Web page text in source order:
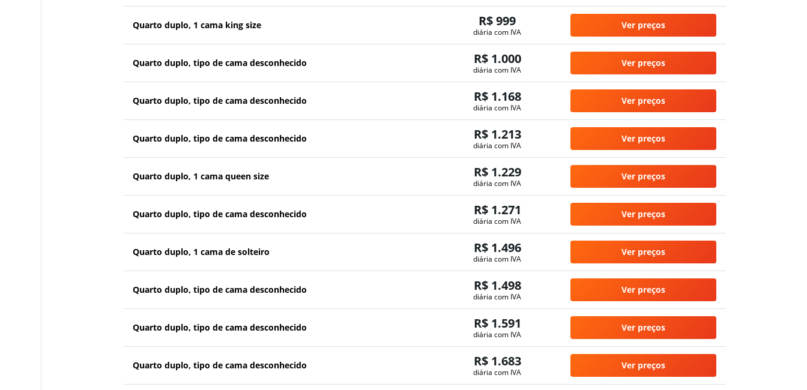
Quarto duplo, 1 cama king size R$ 999
diária com IVA
Ver preços
Quarto duplo, tipo de cama desconhecido R$ 1.000
diária com IVA
Ver preços
Quarto duplo, tipo de cama desconhecido R$ 1.168
diária com IVA
Ver preços
Quarto duplo, tipo de cama desconhecido R$ 1.213
diária com IVA
Ver preços
Quarto duplo, 1 cama queen size R$ 1.229
diária com IVA
Ver preços
Quarto duplo, tipo de cama desconhecido R$ 1.271
diária com IVA
Ver preços
Quarto duplo, 1 cama de solteiro R$ 1.496
diária com IVA
Ver preços
Quarto duplo, tipo de cama desconhecido R$ 1.498
diária com IVA
Ver preços
Quarto duplo, tipo de cama desconhecido R$ 1.591
diária com IVA
Ver preços
Quarto duplo, tipo de cama desconhecido R$ 1.683
diária com IVA
Ver preços